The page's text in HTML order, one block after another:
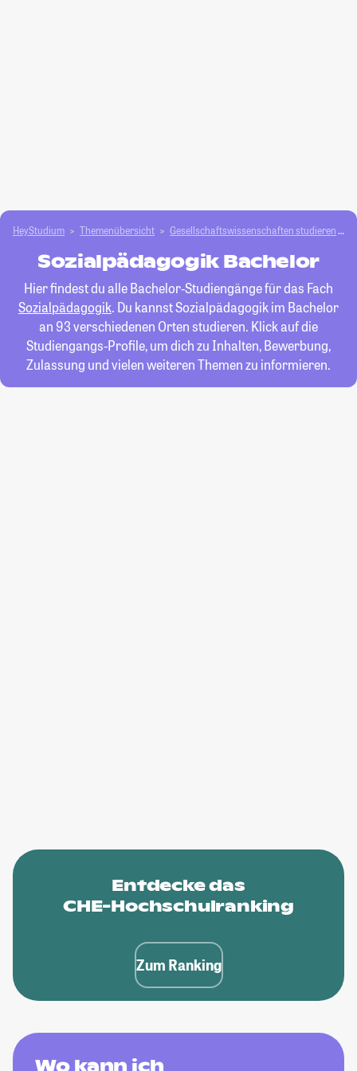
HeyStudium Themenübersicht Gesellschafts­­wissenschaften studieren
Sozialpädagogik Bachelor
Hier findest du alle Bachelor-Studiengänge für das Fach
Sozialpädagogik. Du kannst Sozialpädagogik im Bachelor
an 93 verschiedenen Orten studieren. Klick auf die
Studiengangs-Profile, um dich zu Inhalten, Bewerbung,
Zulassung und vielen weiteren Themen zu informieren.
Entdecke das
CHE-Hochschulranking
Zum Ranking
Wo kann ich